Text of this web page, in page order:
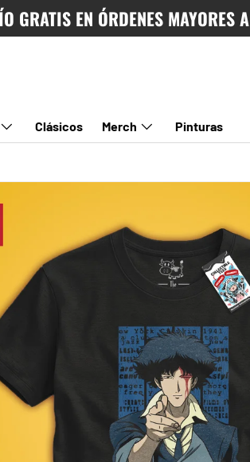
EN ÓRDENES MAYORES A
Clásicos Merch Pinturas
A LA INFORMACIÓN DEL PRODUCTO